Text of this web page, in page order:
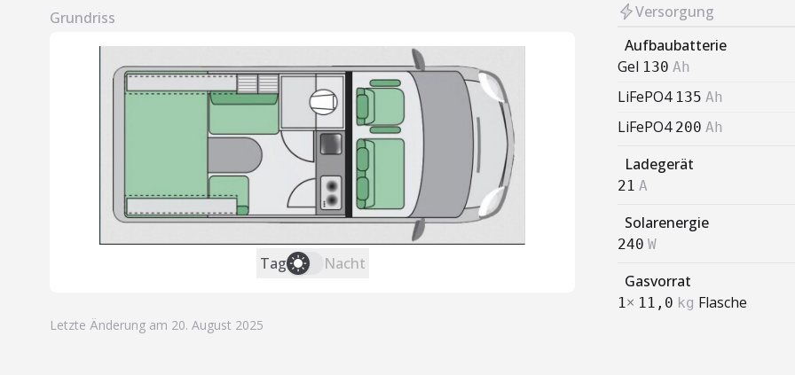
Grundriss
Tag Nacht
Letzte Änderung am 20. August 2025
Versorgung
Aufbaubatterie
Gel 130 Ah
LiFePO4 135 Ah
LiFePO4 200 Ah
Ladegerät
21 A
Solarenergie
240 W
Gasvorrat
1 × 11,0 kg Flasche